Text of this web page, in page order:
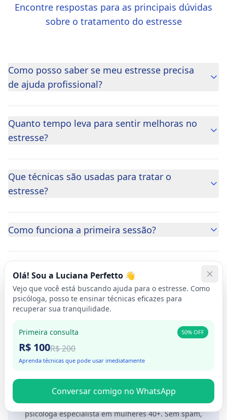
Encontre respostas para as principais dúvidas
sobre o tratamento do estresse
Como posso saber se meu estresse precisa
de ajuda profissional?
Quanto tempo leva para sentir melhoras no
estresse?
Que técnicas são usadas para tratar o
estresse?
Como funciona a primeira sessão?
O tratamento é apenas online?
Olá! Sou a Luciana Perfetto 👋
Vejo que você está buscando ajuda para o estresse. Como
psicóloga, posso te ensinar técnicas eficazes para
recuperar sua tranquilidade.
Primeira consulta 50% OFF
R$ 100R$ 200
Aprenda técnicas que pode usar imediatamente
Conversar comigo no WhatsApp
Dicas de autocuidado para mulheres
que não param
Toda semana compartilho reflexões e técnicas
práticas da minha experiência de 20+ anos como
psicóloga especialista em mulheres 40+. Sem spam,